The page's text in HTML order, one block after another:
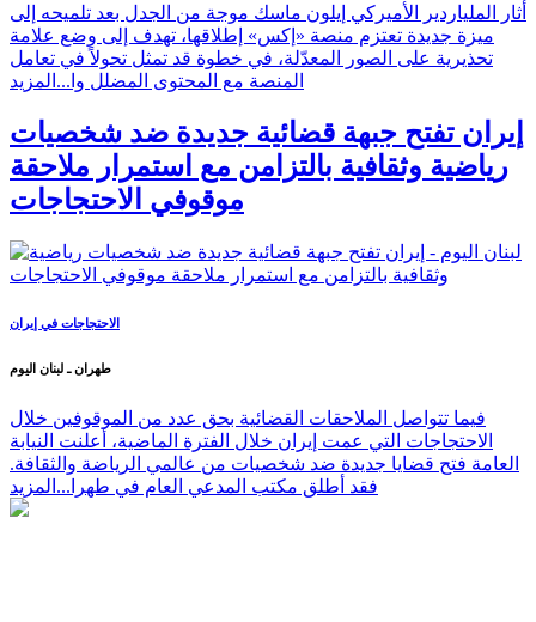
أثار الملياردير الأميركي إيلون ماسك موجة من الجدل بعد تلميحه إلى
ميزة جديدة تعتزم منصة «إكس» إطلاقها، تهدف إلى وضع علامة
تحذيرية على الصور المعدّلة، في خطوة قد تمثل تحولاً في تعامل
المنصة مع المحتوى المضلل وا... المزيد
إيران تفتح جبهة قضائية جديدة ضد شخصيات
رياضية وثقافية بالتزامن مع استمرار ملاحقة
موقوفي الاحتجاجات
الاحتجاجات في إيران
طهران ـ لبنان اليوم
فيما تتواصل الملاحقات القضائية بحق عدد من الموقوفين خلال
الاحتجاجات التي عمت إيران خلال الفترة الماضية، أعلنت النيابة
العامة فتح قضايا جديدة ضد شخصيات من عالمي الرياضة والثقافة.
فقد أطلق مكتب المدعي العام في طهرا... المزيد